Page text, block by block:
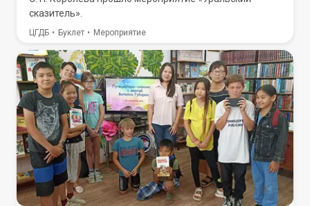
сказитель».
ЦГДБ Буклет Мероприятие